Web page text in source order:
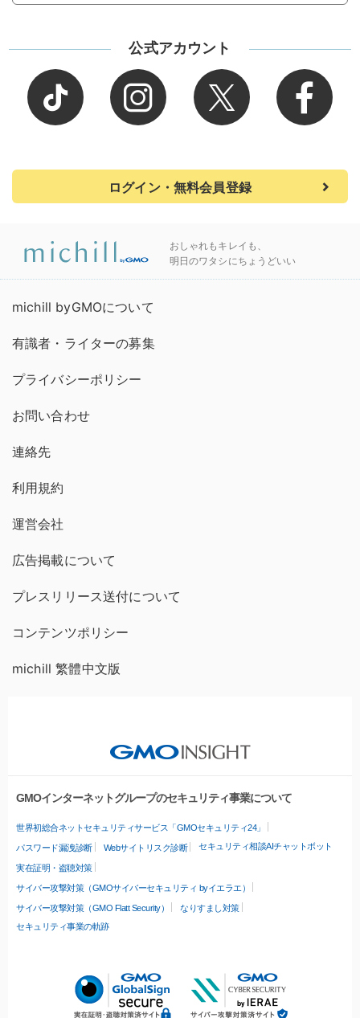
公式アカウント
ログイン・無料会員登録
おしゃれもキレイも、
明日のワタシにちょうどいい
michill byGMOについて
有識者・ライターの募集
プライバシーポリシー
お問い合わせ
連絡先
利用規約
運営会社
広告掲載について
プレスリリース送付について
コンテンツポリシー
michill 繁體中文版
GMOインターネットグループのセキュリティ事業について
世界初総合ネットセキュリティサービス「GMOセキュリティ24」
パスワード漏洩診断 Webサイトリスク診断 セキュリティ相談AIチャットボット
実在証明・盗聴対策
サイバー攻撃対策（GMOサイバーセキュリティ byイエラエ）
サイバー攻撃対策（GMO Flatt Security）
なりすまし対策
セキュリティ事業の軌跡